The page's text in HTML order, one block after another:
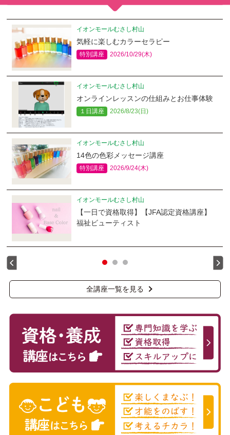
イオンモールむさし村山
気軽に楽しむカラーセラピー
特別講座 2026/10/29(木)
イオンモールむさし村山
オンラインレッスンの仕組みとお仕事体験
１日講座 2026/8/23(日)
イオンモールむさし村山
14色の色彩メッセージ講座
特別講座 2026/9/24(木)
イオンモールむさし村山
【一日で資格取得】【JFA認定資格講座】
福祉ビューティスト
全講座一覧を見る